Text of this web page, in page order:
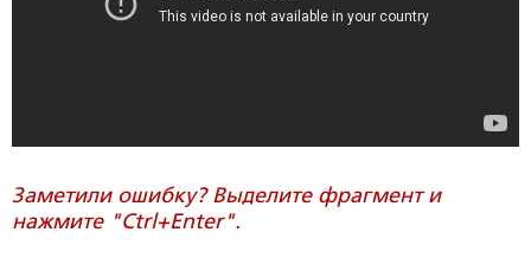
Заметили ошибку? Выделите фрагмент и
нажмите "Ctrl+Enter".